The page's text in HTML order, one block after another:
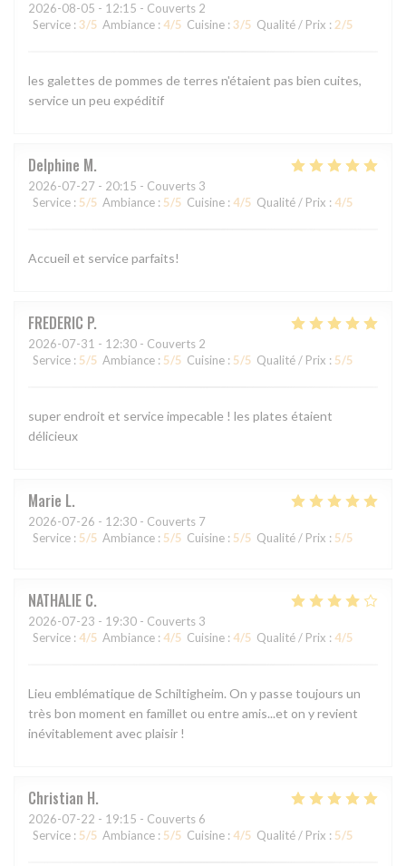
2026-08-05 - 12:15 - Couverts 2
Service : 3/5 Ambiance : 4/5 Cuisine : 3/5 Qualité / Prix : 2/5
les galettes de pommes de terres n'étaient pas bien cuites,
service un peu expéditif
Delphine M
2026-07-27 - 20:15 - Couverts 3
Service : 5/5 Ambiance : 5/5 Cuisine : 4/5 Qualité / Prix : 4/5
Accueil et service parfaits!
FREDERIC P
2026-07-31 - 12:30 - Couverts 2
Service : 5/5 Ambiance : 5/5 Cuisine : 5/5 Qualité / Prix : 5/5
super endroit et service impecable ! les plates étaient
délicieux
Marie L
2026-07-26 - 12:30 - Couverts 7
Service : 5/5 Ambiance : 5/5 Cuisine : 5/5 Qualité / Prix : 5/5
NATHALIE C
2026-07-23 - 19:30 - Couverts 3
Service : 4/5 Ambiance : 4/5 Cuisine : 4/5 Qualité / Prix : 4/5
Lieu emblématique de Schiltigheim. On y passe toujours un
très bon moment en famillet ou entre amis...et on y revient
inévitablement avec plaisir !
Christian H
2026-07-22 - 19:15 - Couverts 6
Service : 5/5 Ambiance : 5/5 Cuisine : 4/5 Qualité / Prix : 5/5